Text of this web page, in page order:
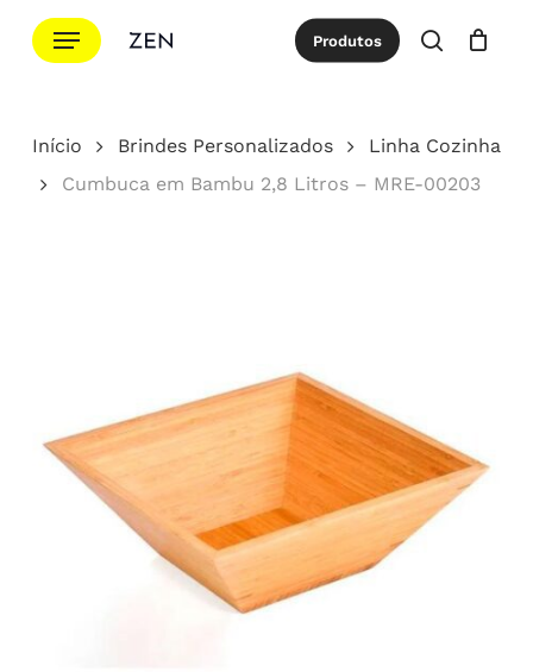
para
principal
Menu Produtos
procurar
Cotação Close
Início Brindes Personalizados
Linha Cozinha
Cumbuca em Bambu 2,8 Litros – MRE-00203